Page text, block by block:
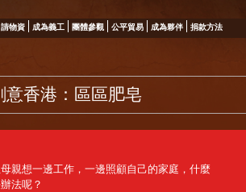
物資 成為義工 團體參觀 公平貿易 成為夥伴 捐款方法
意香港：區區肥皂
親想一邊工作，一邊照顧自己的家庭，什麼
法呢？